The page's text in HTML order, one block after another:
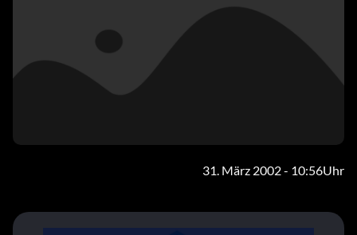
31. März 2002 - 10:56Uhr